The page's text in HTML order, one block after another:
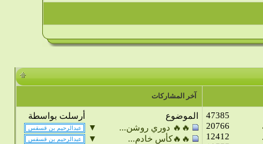
آخر المشاركات
الموضوع
أرسلت بواسطة
🔥🔥 دوري روشن...
▼
🔥🔥كأس خادم... ▼